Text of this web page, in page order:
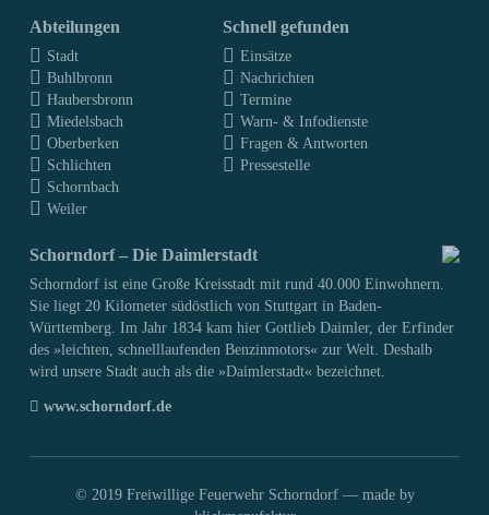
Abteilungen
Stadt
Buhlbronn
Haubersbronn
Miedelsbach
Oberberken
Schlichten
Schornbach
Weiler
Schnell gefunden
Einsätze
Nachrichten
Termine
Warn- & Infodienste
Fragen & Antworten
Pressestelle
Schorndorf – Die Daimlerstadt
Schorndorf ist eine Große Kreisstadt mit rund 40.000 Einwohnern.
Sie liegt 20 Kilometer südöstlich von Stuttgart in Baden-
Württemberg. Im Jahr 1834 kam hier Gottlieb Daimler, der Erfinder
des »leichten, schnelllaufenden Benzinmotors« zur Welt. Deshalb
wird unsere Stadt auch als die »Daimlerstadt« bezeichnet.
www.schorndorf.de
© 2019 Freiwillige Feuerwehr Schorndorf — made by